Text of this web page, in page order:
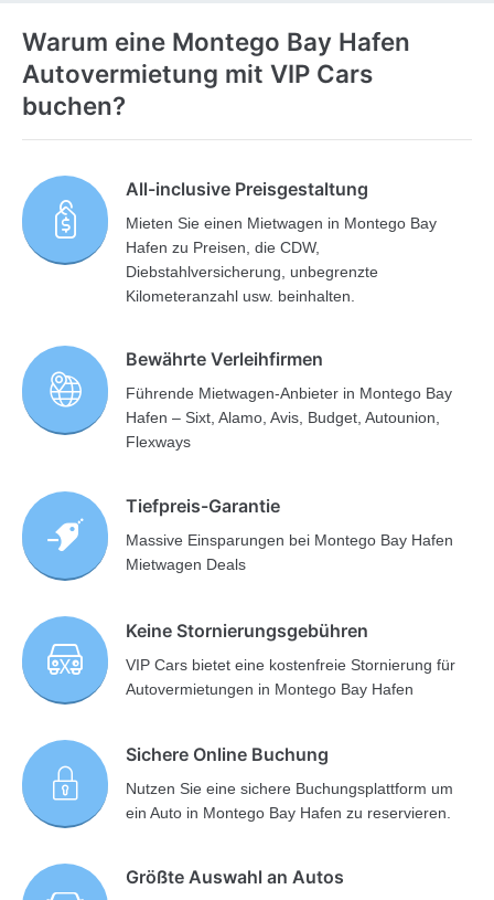
Warum eine Montego Bay Hafen
Autovermietung mit VIP Cars
buchen?
All-inclusive Preisgestaltung
Mieten Sie einen Mietwagen in Montego Bay
Hafen zu Preisen, die CDW,
Diebstahlversicherung, unbegrenzte
Kilometeranzahl usw. beinhalten.
Bewährte Verleihfirmen
Führende Mietwagen-Anbieter in Montego Bay
Hafen – Sixt, Alamo, Avis, Budget, Autounion,
Flexways
Tiefpreis-Garantie
Massive Einsparungen bei Montego Bay Hafen
Mietwagen Deals
Keine Stornierungsgebühren
VIP Cars bietet eine kostenfreie Stornierung für
Autovermietungen in Montego Bay Hafen
Sichere Online Buchung
Nutzen Sie eine sichere Buchungsplattform um
ein Auto in Montego Bay Hafen zu reservieren.
Größte Auswahl an Autos